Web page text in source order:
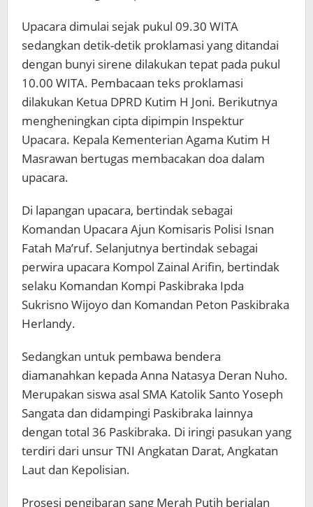
Upacara dimulai sejak pukul 09.30 WITA
sedangkan detik-detik proklamasi yang ditandai
dengan bunyi sirene dilakukan tepat pada pukul
10.00 WITA. Pembacaan teks proklamasi
dilakukan Ketua DPRD Kutim H Joni. Berikutnya
mengheningkan cipta dipimpin Inspektur
Upacara. Kepala Kementerian Agama Kutim H
Masrawan bertugas membacakan doa dalam
upacara.
Di lapangan upacara, bertindak sebagai
Komandan Upacara Ajun Komisaris Polisi Isnan
Fatah Ma’ruf. Selanjutnya bertindak sebagai
perwira upacara Kompol Zainal Arifin, bertindak
selaku Komandan Kompi Paskibraka Ipda
Sukrisno Wijoyo dan Komandan Peton Paskibraka
Herlandy.
Sedangkan untuk pembawa bendera
diamanahkan kepada Anna Natasya Deran Nuho.
Merupakan siswa asal SMA Katolik Santo Yoseph
Sangata dan didampingi Paskibraka lainnya
dengan total 36 Paskibraka. Di iringi pasukan yang
terdiri dari unsur TNI Angkatan Darat, Angkatan
Laut dan Kepolisian.
Prosesi pengibaran sang Merah Putih berjalan